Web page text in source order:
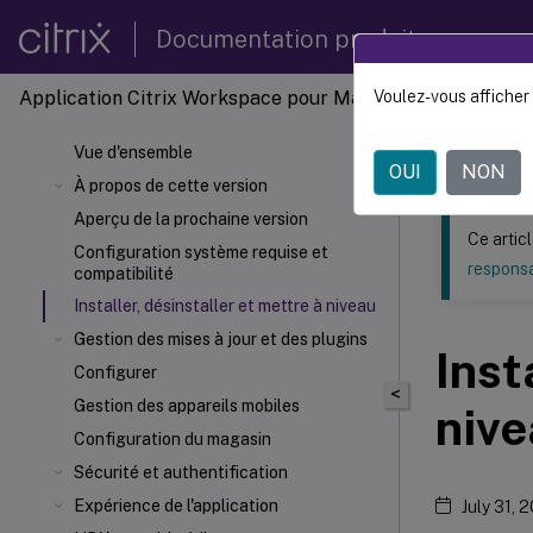
Documentation produit
Application Citrix Workspace pour Mac
Vue d'ensemble
À propos de cette version
Aperçu de la prochaine version
Configuration système requise et
compatibilité
Installer, désinstaller et mettre à niveau
Gestion des mises à jour et des plugins
Configurer
Gestion des appareils mobiles
Configuration du magasin
Sécurité et authentification
Expérience de l'application
Ce contenu a
<
Ce
July 31,
Voulez-vous
OUI NON